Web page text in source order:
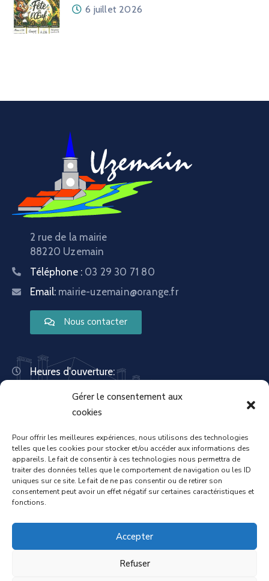
Gérer le consentement aux
cookies
Pour offrir les meilleures expériences, nous utilisons des technologies
telles que les cookies pour stocker et/ou accéder aux informations des
appareils. Le fait de consentir à ces technologies nous permettra de
traiter des données telles que le comportement de navigation ou les ID
uniques sur ce site. Le fait de ne pas consentir ou de retirer son
consentement peut avoir un effet négatif sur certaines caractéristiques et
fonctions.
Accepter
Refuser
6 juillet 2026
2 rue de la mairie
88220 Uzemain
Téléphone : 03 29 30 71 80
Email: mairie-uzemain@orange.fr
Nous contacter
Heures d'ouverture:
Mardi : 13:30 – 18:00
Mercredi : 08:30 – 12:00 | 14:00 – 17:00
Vendredi : 08:30 – 12:00 | 14:00 – 17:00
Samedi : Fermée
Dimanche : Fermée
Mentions légales